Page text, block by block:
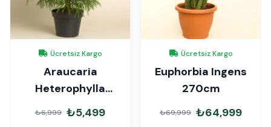
Ücretsiz Kargo
Araucaria
Heterophylla
Arokarya Çam 110-
₺6,999 ₺5,499
Ücretsiz Kargo
Euphorbia Ingens
270cm
₺69,999 ₺64,999